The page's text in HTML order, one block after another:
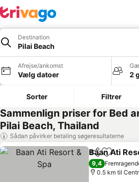
Destination
Pilai Beach
Afrejse/ankomst
Vælg datoer 2
Sorter Filtrer
Sammenlign priser for Bed
Pilai Beach, Thailand
Sådan påvirker betaling søgeresultaterne
Del Føj til
Baan Ati
9,4
0.5 km til